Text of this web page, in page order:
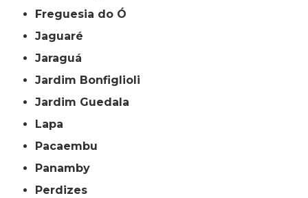
Freguesia do Ó
Jaguaré
Jaraguá
Jardim Bonfiglioli
Jardim Guedala
Lapa
Pacaembu
Panamby
Perdizes